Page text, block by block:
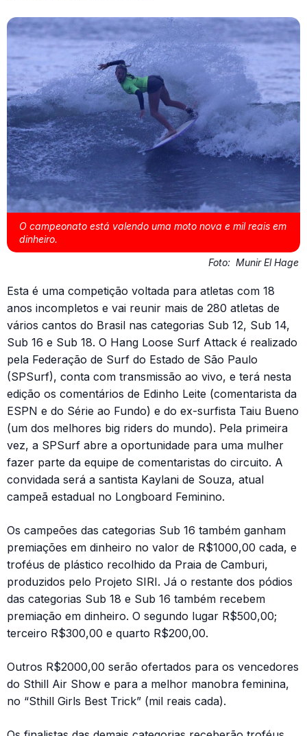
O campeonato está valendo uma moto nova e mil reais em
dinheiro.
Foto: Munir El Hage
Esta é uma competição voltada para atletas com 18
anos incompletos e vai reunir mais de 280 atletas de
vários cantos do Brasil nas categorias Sub 12, Sub 14,
Sub 16 e Sub 18. O Hang Loose Surf Attack é realizado
pela Federação de Surf do Estado de São Paulo
(SPSurf), conta com transmissão ao vivo, e terá nesta
edição os comentários de Edinho Leite (comentarista da
ESPN e do Série ao Fundo) e do ex-surfista Taiu Bueno
(um dos melhores big riders do mundo). Pela primeira
vez, a SPSurf abre a oportunidade para uma mulher
fazer parte da equipe de comentaristas do circuito. A
convidada será a santista Kaylani de Souza, atual
campeã estadual no Longboard Feminino.
Os campeões das categorias Sub 16 também ganham
premiações em dinheiro no valor de R$1000,00 cada, e
troféus de plástico recolhido da Praia de Camburi,
produzidos pelo Projeto SIRI. Já o restante dos pódios
das categorias Sub 18 e Sub 16 também recebem
premiação em dinheiro. O segundo lugar R$500,00;
terceiro R$300,00 e quarto R$200,00.
Outros R$2000,00 serão ofertados para os vencedores
do Sthill Air Show e para a melhor manobra feminina,
no “Sthill Girls Best Trick” (mil reais cada).